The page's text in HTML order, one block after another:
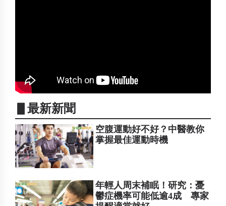
▋最新新聞
空腹運動好不好？中醫教你
掌握最佳運動時機
年輕人周末補眠！研究：憂
鬱症機率可能低逾4成 專家